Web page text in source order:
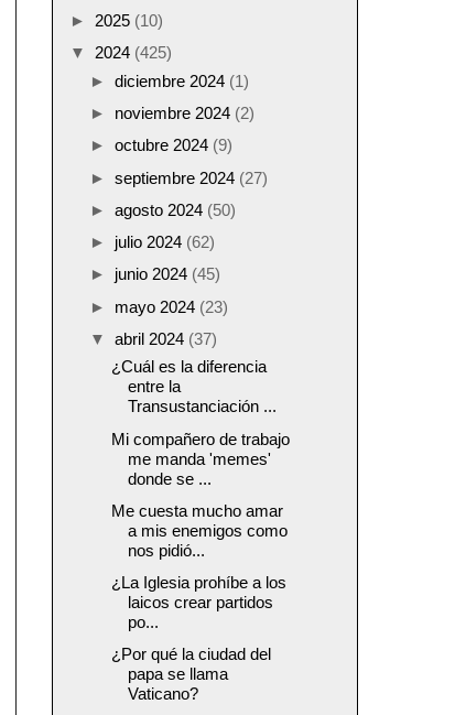
► 2025 (10)
▼ 2024 (425)
► diciembre 2024 (1)
► noviembre 2024 (2)
► octubre 2024 (9)
► septiembre 2024 (27)
► agosto 2024 (50)
► julio 2024 (62)
► junio 2024 (45)
► mayo 2024 (23)
▼ abril 2024 (37)
¿Cuál es la diferencia
entre la
Transustanciación ...
Mi compañero de trabajo
me manda 'memes'
donde se ...
Me cuesta mucho amar
a mis enemigos como
nos pidió...
¿La Iglesia prohíbe a los
laicos crear partidos
po...
¿Por qué la ciudad del
papa se llama
Vaticano?